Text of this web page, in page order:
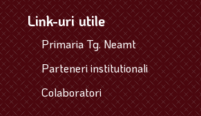
Link-uri utile
Primaria Tg. Neamt
Parteneri institutionali
Colaboratori